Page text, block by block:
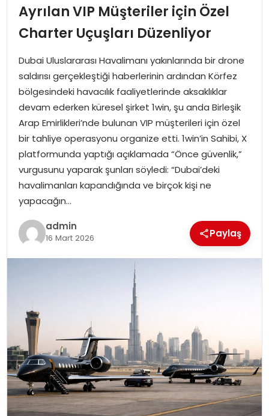
EĞITIM
EKONOMI
MAGAZIN
DÜNYA
OTOMOBIL
Ayrılan VIP Müşteriler için Özel
Charter Uçuşları Düzenliyor
Dubai Uluslararası Havalimanı yakınlarında bir drone
saldırısı gerçekleştiği haberlerinin ardından Körfez
bölgesindeki havacılık faaliyetlerinde aksaklıklar
devam ederken küresel şirket 1win, şu anda Birleşik
Arap Emirlikleri’nde bulunan VIP müşterileri için özel
bir tahliye operasyonu organize etti. 1win’in Sahibi, X
platformunda yaptığı açıklamada “Önce güvenlik,”
vurgusunu yaparak şunları söyledi: “Dubai’deki
havalimanları kapandığında ve birçok kişi ne
yapacağın…
admin
16 Mart 2026 Paylaş